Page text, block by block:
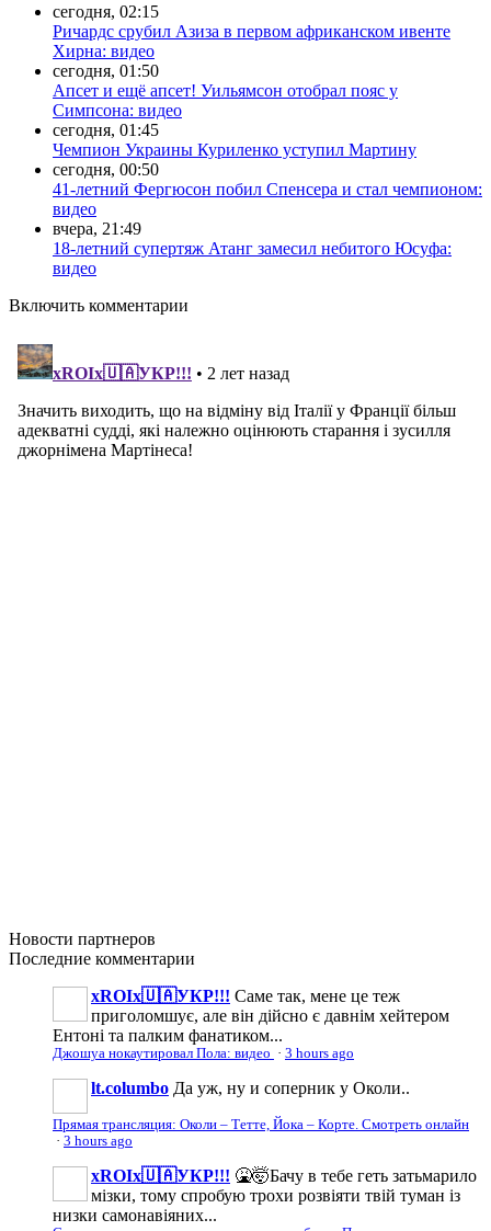
сегодня, 02:15
Ричардс срубил Азиза в первом африканском ивенте
Хирна: видео
сегодня, 01:50
Апсет и ещё апсет! Уильямсон отобрал пояс у
Симпсона: видео
сегодня, 01:45
Чемпион Украины Куриленко уступил Мартину
сегодня, 00:50
41-летний Фергюсон побил Спенсера и стал чемпионом:
видео
вчера, 21:49
18-летний супертяж Атанг замесил небитого Юсуфа:
видео
Включить комментарии
Новости партнеров
Последние комментарии
xROIx🇺🇦УКР!!! Саме так, мене це теж
приголомшує, але він дійсно є давнім хейтером
Ентоні та палким фанатиком...
Джошуа нокаутировал Пола: видео · 3 hours ago
lt.columbo Да уж, ну и соперник у Околи..
Прямая трансляция: Околи – Тетте, Йока – Корте. Смотреть онлайн
· 3 hours ago
xROIx🇺🇦УКР!!! 🤮🤯Бачу в тебе геть затьмарило
мізки, тому спробую трохи розвіяти твій туман із
низки самонавіяних...